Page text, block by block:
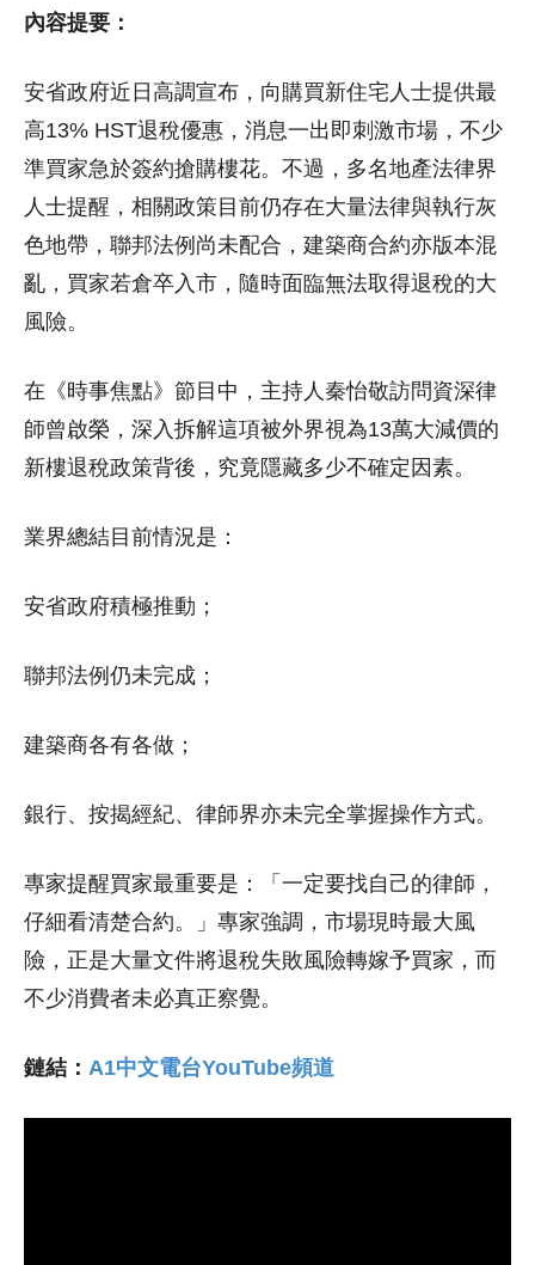
內容提要：
安省政府近日高調宣布，向購買新住宅人士提供最
高13% HST退稅優惠，消息一出即刺激市場，不少
準買家急於簽約搶購樓花。不過，多名地產法律界
人士提醒，相關政策目前仍存在大量法律與執行灰
色地帶，聯邦法例尚未配合，建築商合約亦版本混
亂，買家若倉卒入市，隨時面臨無法取得退稅的大
風險。
在《時事焦點》節目中，主持人秦怡敬訪問資深律
師曾啟榮，深入拆解這項被外界視為13萬大減價的
新樓退稅政策背後，究竟隱藏多少不確定因素。
業界總結目前情況是：
安省政府積極推動；
聯邦法例仍未完成；
建築商各有各做；
銀行、按揭經紀、律師界亦未完全掌握操作方式。
專家提醒買家最重要是：「一定要找自己的律師，
仔細看清楚合約。」專家強調，市場現時最大風
險，正是大量文件將退稅失敗風險轉嫁予買家，而
不少消費者未必真正察覺。
鏈結： A1中文電台YouTube頻道